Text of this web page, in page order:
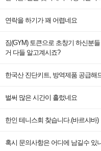
연락을 하기가 꽤 어렵네요
짐(GYM) 토큰으로 초창기 하신분
거 다들 알고계시죠?
한국산 진단키트, 방역제품 공급해
벌써 많은 시간이 흘렀네요
한인 테니스회 찾습니다.(바르샤바)
혹시 문의사항은 어디에 남길수 있